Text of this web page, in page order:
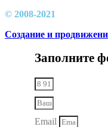
© 2008-2021
Создание и
Заполните
Email